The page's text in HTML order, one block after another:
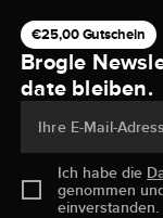
€25,00 Gutschein
Brogle
date bleiben.
Ihre E-Mail-
Ich habe die
genommen
einverstanden.